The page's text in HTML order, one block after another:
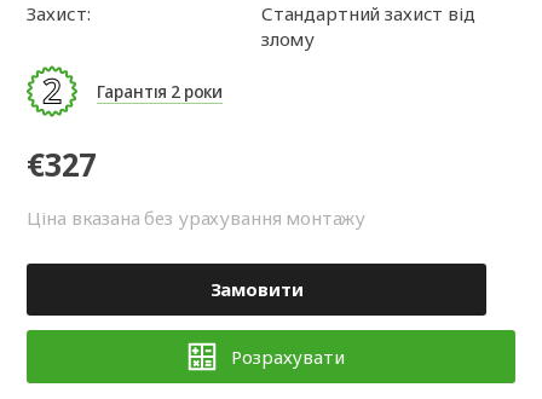
Захист:
Стандартний захист від
злому
Гарантія 2 роки
€327
Ціна вказана без урахування монтажу
Замовити
Розрахувати